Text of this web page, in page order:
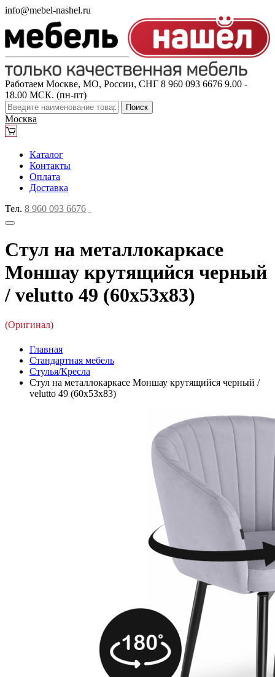
info@mebel-nashel.ru
Работаем Москве, МО, России, СНГ 8 960 093 6676 9.00 -
18.00 МСК. (пн-пт)
Поиск
Москва
Каталог
Контакты
Оплата
Доставка
Тел. 8 960 093 6676
Стул на металлокаркасе
Моншау крутящийся черный
/ velutto 49 (60x53x83)
(Оригинал)
Главная
Стандартная мебель
Стулья/Кресла
Стул на металлокаркасе Моншау крутящийся черный /
velutto 49 (60x53x83)